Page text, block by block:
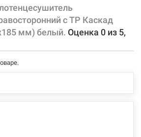
изделия, а также комплектация
производителем без уведомления. За
изменения, магазин ответственности
с ТР Каскад
мм) белый. Оценка 0 из 5,